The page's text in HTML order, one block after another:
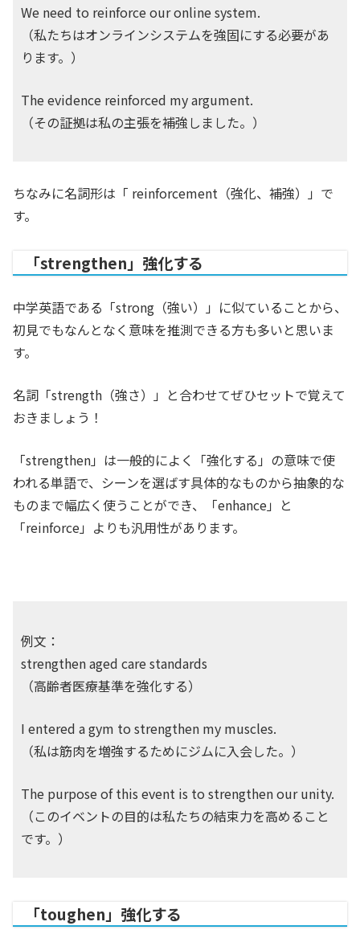
We need to reinforce our online system.
（私たちはオンラインシステムを強固にする必要があ
ります。）
The evidence reinforced my argument.
（その証拠は私の主張を補強しました。）
ちなみに名詞形は「 reinforcement（強化、補強）」で
す。
「strengthen」強化する
中学英語である「strong（強い）」に似ていることから、
初見でもなんとなく意味を推測できる方も多いと思いま
す。
名詞「strength（強さ）」と合わせてぜひセットで覚えて
おきましょう！
「strengthen」は一般的によく「強化する」の意味で使
われる単語で、シーンを選ばす具体的なものから抽象的な
ものまで幅広く使うことができ、「enhance」と
「reinforce」よりも汎用性があります。
例文：
strengthen aged care standards
（高齢者医療基準を強化する）
I entered a gym to strengthen my muscles.
（私は筋肉を増強するためにジムに入会した。）
The purpose of this event is to strengthen our unity.
（このイベントの目的は私たちの結束力を高めること
です。）
「toughen」強化する